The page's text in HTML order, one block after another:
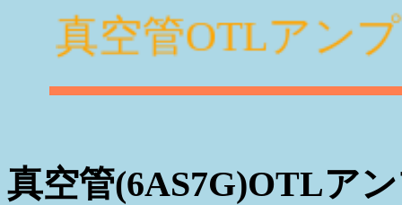
真空管OTLアンプ
真空管(6AS7G)OTLア